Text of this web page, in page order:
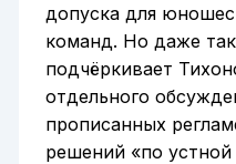
допуска для
команд. Но даже
подчёркивает
отдельного
прописанных
решений «по